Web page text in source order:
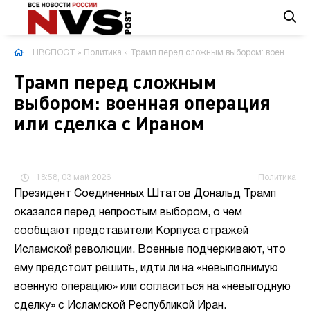
НВСПОСТ » Политика » Трамп перед сложным выбором: военная операция или сделка с Ираном
Трамп перед сложным
выбором: военная операция
или сделка с Ираном
18:58, 03 май 2026 Политика
Президент Соединенных Штатов Дональд Трамп
оказался перед непростым выбором, о чем
сообщают представители Корпуса стражей
Исламской революции. Военные подчеркивают, что
ему предстоит решить, идти ли на «невыполнимую
военную операцию» или согласиться на «невыгодную
сделку» с Исламской Республикой Иран.